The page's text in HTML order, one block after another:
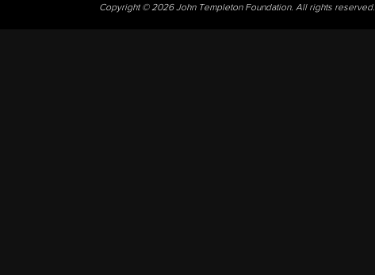
Copyright © 2026 John Templeton Foundation. All rights reserved.